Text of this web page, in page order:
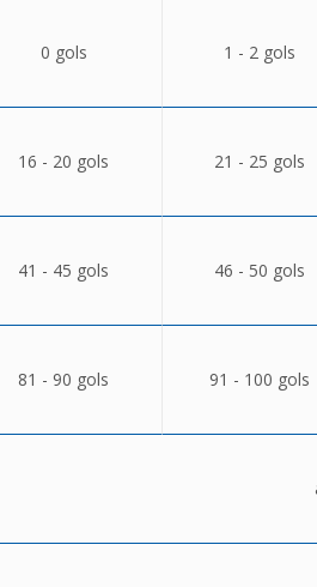
0 gols 1 - 2 gols
16 - 20 gols 21 - 25 gols
41 - 45 gols 46 - 50 gols
81 - 90 gols 91 - 100 gols